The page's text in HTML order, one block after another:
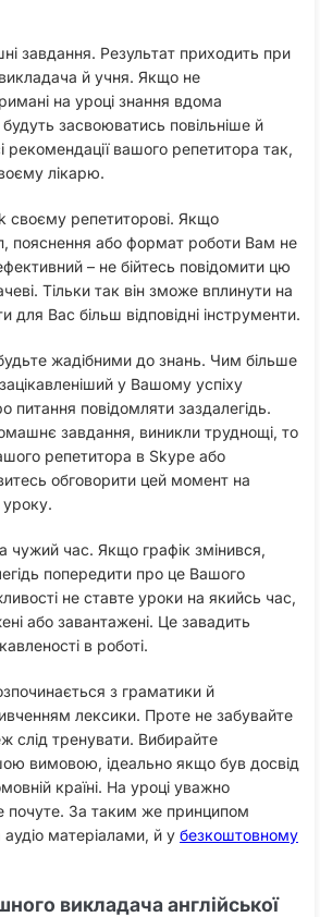
завдання. Результат приходить при
й учня. Якщо не
на уроці знання вдома
засвоюватись повільніше й
рекомендації вашого репетитора так,
лікарю.
своєму репетиторові. Якщо
пояснення або формат роботи Вам не
– не бійтесь повідомити цю
Тільки так він зможе вплинути на
для Вас більш відповідні інструменти.
жадібними до знань. Чим більше
у Вашому успіху
питання повідомляти заздалегідь.
завдання, виникли труднощі, то
репетитора в Skype або
обговорити цей момент на
уроку.
чужий час. Якщо графік змінився,
попередити про це Вашого
не ставте уроки на якийсь час,
або завантажені. Це завадить
в роботі.
з граматики й
лексики. Проте не забувайте
слід тренувати. Вибирайте
вимовою, ідеально якщо був досвід
країні. На уроці уважно
почуте. За таким же принципом
матеріалами, й у безкоштовному
викладача англійської